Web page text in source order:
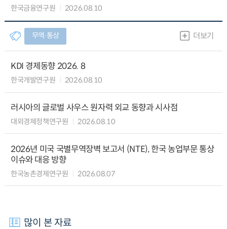
한국금융연구원 2026.08.10
무역∙통상 더보기
KDI 경제동향 2026. 8
한국개발연구원 2026.08.10
러시아의 글로벌 사우스 원자력 외교 동향과 시사점
대외경제정책연구원 2026.08.10
2026년 미국 국별무역장벽 보고서 (NTE), 한국 농업부문 통상
이슈와 대응 방향
한국농촌경제연구원 2026.08.07
많이 본 자료